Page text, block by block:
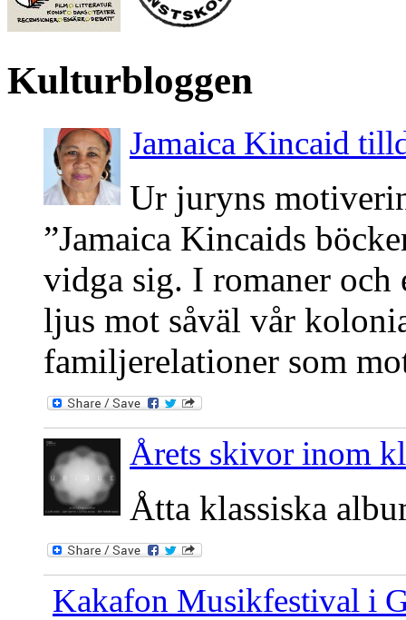
Kulturbloggen
Jamaica Kincaid
Ur juryns
”Jamaica Kincaids
vidga sig. I romaner
ljus mot såväl vår
familjerelationer som
Årets skivor inom
Åtta klassiska
Kakafon Musikfestival i